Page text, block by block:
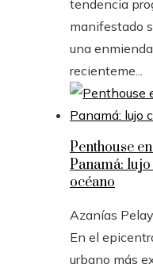
tendencia
manifestado
una
recienteme...
Penthouse
Panamá:
océano
Azanías
En el
urbano más